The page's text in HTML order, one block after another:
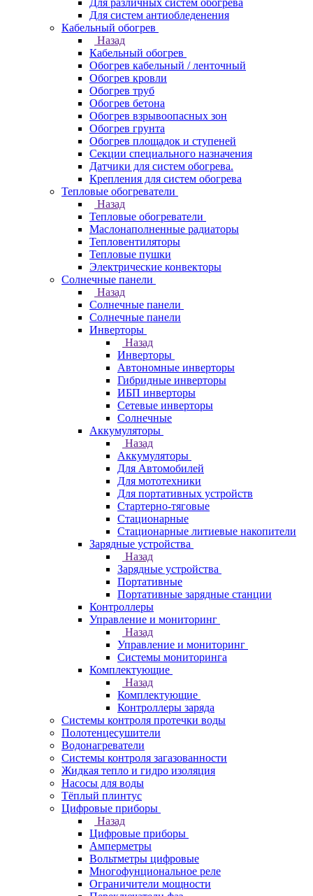
Для различных систем обогрева
Для систем антиобледенения
Кабельный обогрев
Назад
Кабельный обогрев
Обогрев кабельный / ленточный
Обогрев кровли
Обогрев труб
Обогрев бетона
Обогрев взрывоопасных зон
Обогрев грунта
Обогрев площадок и ступеней
Секции специального назначения
Датчики для систем обогрева.
Крепления для систем обогрева
Тепловые обогреватели
Назад
Тепловые обогреватели
Маслонаполненные радиаторы
Тепловентиляторы
Тепловые пушки
Электрические конвекторы
Солнечные панели
Назад
Солнечные панели
Солнечные панели
Инверторы
Назад
Инверторы
Автономные инверторы
Гибридные инверторы
ИБП инверторы
Сетевые инверторы
Солнечные
Аккумуляторы
Назад
Аккумуляторы
Для Автомобилей
Для мототехники
Для портативных устройств
Стартерно-тяговые
Стационарные
Стационарные литиевые накопители
Зарядные устройства
Назад
Зарядные устройства
Портативные
Портативные зарядные станции
Контроллеры
Управление и мониторинг
Назад
Управление и мониторинг
Системы мониторинга
Комплектующие
Назад
Комплектующие
Контроллеры заряда
Системы контроля протечки воды
Полотенцесушители
Водонагреватели
Системы контроля загазованности
Жидкая тепло и гидро изоляция
Насосы для воды
Тёплый плинтус
Цифровые приборы
Назад
Цифровые приборы
Амперметры
Вольтметры цифровые
Многофунциональное реле
Ограничители мощности